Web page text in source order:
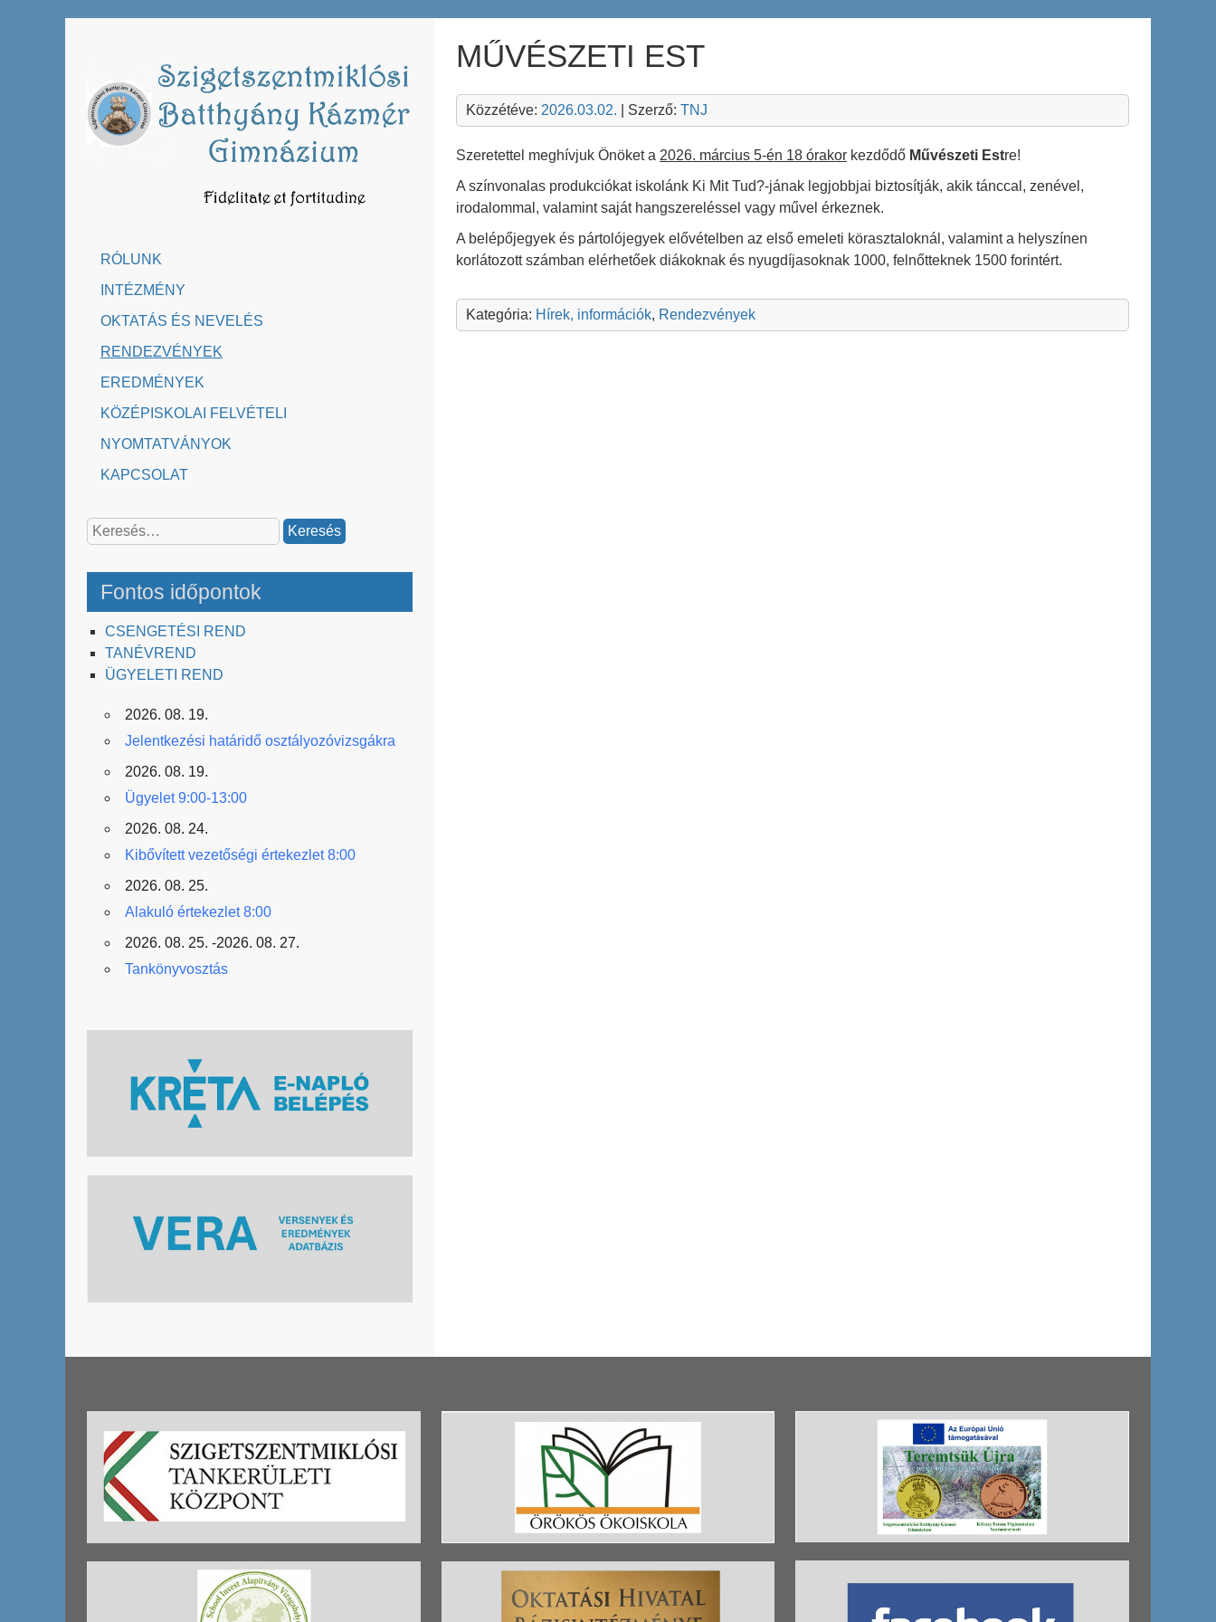
RÓLUNK
INTÉZMÉNY
OKTATÁS ÉS NEVELÉS
RENDEZVÉNYEK
EREDMÉNYEK
KÖZÉPISKOLAI FELVÉTELI
NYOMTATVÁNYOK
KAPCSOLAT
Keresés:
Fontos időpontok
CSENGETÉSI REND
TANÉVREND
ÜGYELETI REND
2026. 08. 19.
Jelentkezési határidő osztályozóvizsgákra
2026. 08. 19.
Ügyelet 9:00-13:00
2026. 08. 24.
Kibővített vezetőségi értekezlet 8:00
2026. 08. 25.
Alakuló értekezlet 8:00
2026. 08. 25. -2026. 08. 27.
Tankönyvosztás
MŰVÉSZETI EST
Közzétéve: 2026.03.02. | Szerző: TNJ
Szeretettel meghívjuk Önöket a 2026. március 5-én 18 órakor kezdődő Művészeti Estre!
A színvonalas produkciókat iskolánk Ki Mit Tud?-jának legjobbjai biztosítják, akik tánccal, zenével,
irodalommal, valamint saját hangszereléssel vagy művel érkeznek.
A belépőjegyek és pártolójegyek elővételben az első emeleti körasztaloknál, valamint a helyszínen
korlátozott számban elérhetőek diákoknak és nyugdíjasoknak 1000, felnőtteknek 1500 forintért.
Kategória: Hírek, információk, Rendezvények